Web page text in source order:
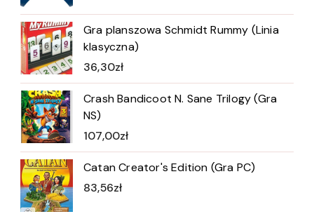
Gra planszowa Schmidt Rummy (Linia
klasyczna)
36,30zł
Crash Bandicoot N. Sane Trilogy (Gra
NS)
107,00zł
Catan Creator's Edition (Gra PC)
83,56zł